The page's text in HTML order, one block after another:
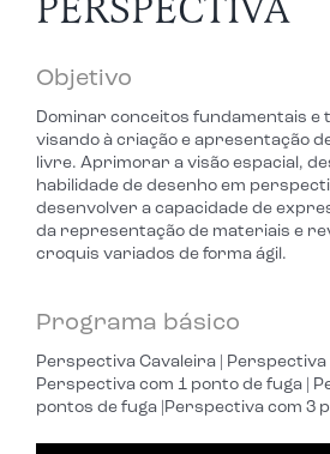
Objetivo
Dominar conceitos fundamentais e
visando à criação e apresentação
livre. Aprimorar a visão espacial,
habilidade de desenho em
desenvolver a capacidade de
da representação de materiais e
croquis variados de forma ágil.
Programa básico
Perspectiva Cavaleira | Perspectiva
Perspectiva com 1 ponto de fuga |
pontos de fuga |Perspectiva com 3